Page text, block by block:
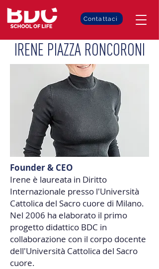
Contattaci
IRENE PIAZZA RONCORONI
Founder & CEO
Irene è laureata in Diritto
Internazionale presso l'Università
Cattolica del Sacro cuore di Milano.
Nel 2006 ha elaborato il primo
progetto didattico BDC in
collaborazione con il corpo docente
dell'Università Cattolica del Sacro
cuore.